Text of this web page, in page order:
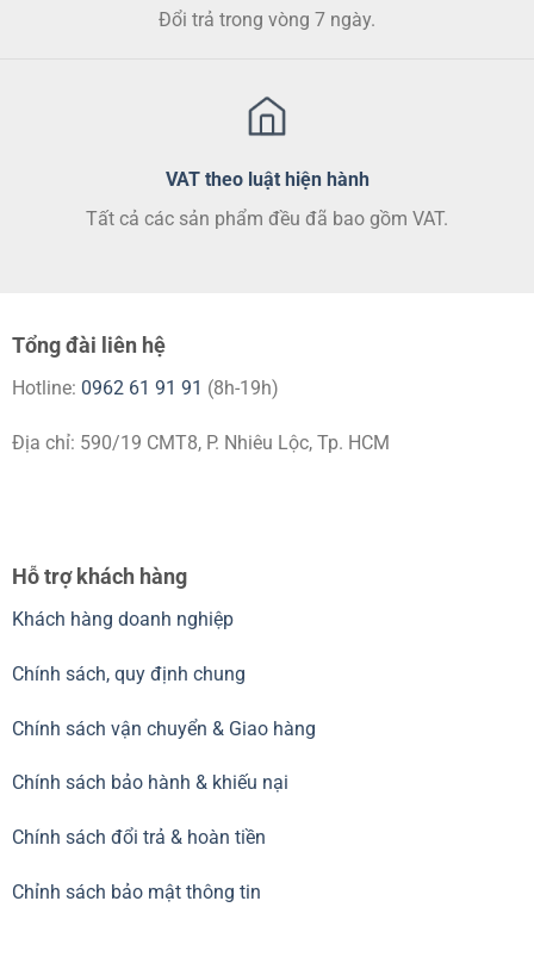
Đổi trả trong vòng 7 ngày.
VAT theo luật hiện hành
Tất cả các sản phẩm đều đã bao gồm VAT.
Tổng đài liên hệ
Hotline: 0962 61 91 91 (8h-19h)
Địa chỉ: 590/19 CMT8, P. Nhiêu Lộc, Tp. HCM
Hỗ trợ khách hàng
Khách hàng doanh nghiệp
Chính sách, quy định chung
Chính sách vận chuyển & Giao hàng
Chính sách bảo hành & khiếu nại
Chính sách đổi trả & hoàn tiền
Chỉnh sách bảo mật thông tin